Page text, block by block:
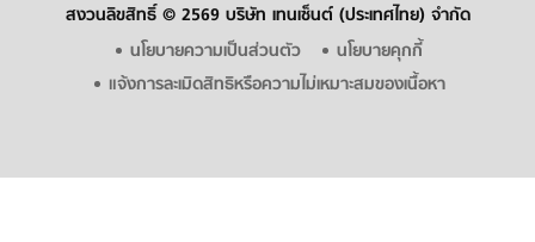
สงวนลิขสิทธิ์ © 2569 บริษัท เทนเซ็นต์ (ประเทศไทย) จำกัด
นโยบายความเป็นส่วนตัว
นโยบายคุกกี้
แจ้งการละเมิดสิทธิหรือความไม่เหมาะสมของเนื้อหา